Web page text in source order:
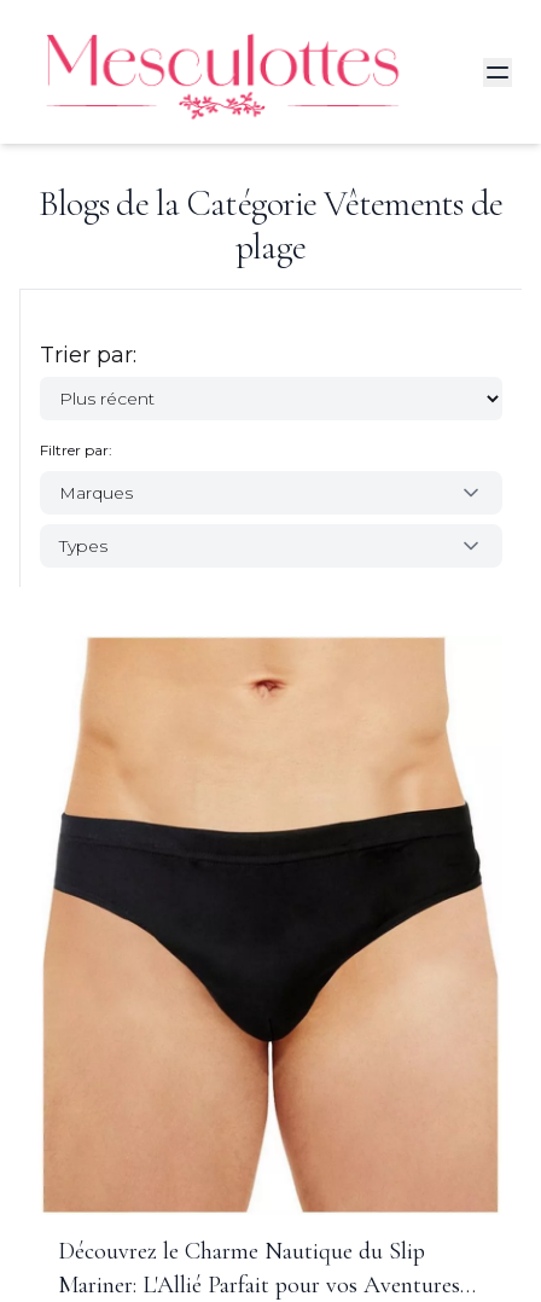
Blogs de la CatégorieVêtements de
plage
Découvrez le Charme Nautique du Slip
Mariner: L'Allié Parfait pour vos Aventures
Trier par:
Filtrer par:
Marques
Types